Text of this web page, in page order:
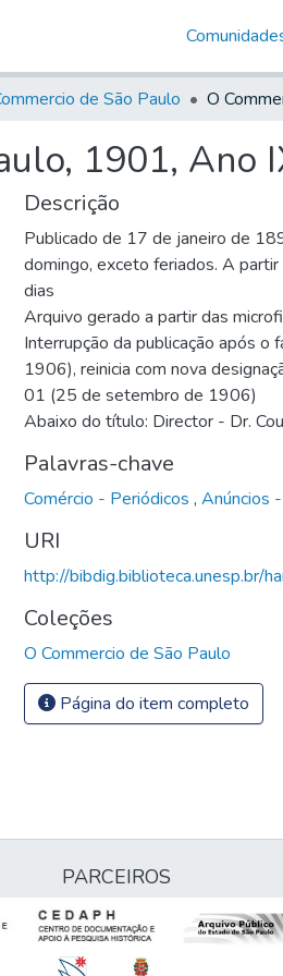
de São Paulo
1901, Ano
Descrição
Publicado de 17 de janeiro de
domingo, exceto feriados. A
dias
Arquivo gerado a partir das
Interrupção da publicação após
1906), reinicia com nova
01 (25 de setembro de 1906)
Abaixo do título: Director - Dr.
Palavras-chave
Comércio - Periódicos , Anúncios
URI
http://bibdig.biblioteca.unesp.br/
Coleções
O Commercio de São Paulo
Página do item completo
PARCEIROS